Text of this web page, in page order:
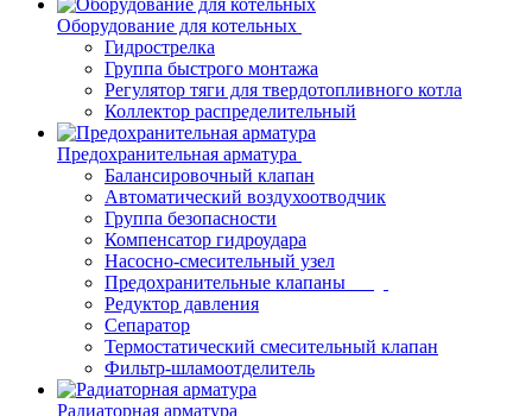
Оборудование для котельных
Гидрострелка
Группа быстрого монтажа
Регулятор тяги для твердотопливного котла
Коллектор распределительный
Предохранительная арматура
Балансировочный клапан
Автоматический воздухоотводчик
Группа безопасности
Компенсатор гидроудара
Насосно-смесительный узел
Предохранительные клапаны
Редуктор давления
Сепаратор
Термостатический смесительный клапан
Фильтр-шламоотделитель
Радиаторная арматура